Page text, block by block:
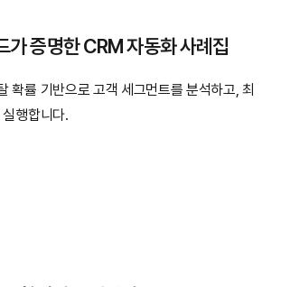
가 증명한 CRM 자동화 사례집
확률 기반으로 고객 세그먼트를 분석하고, 최
행합니다.